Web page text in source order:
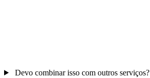
Devo combinar isso com outros serviços?